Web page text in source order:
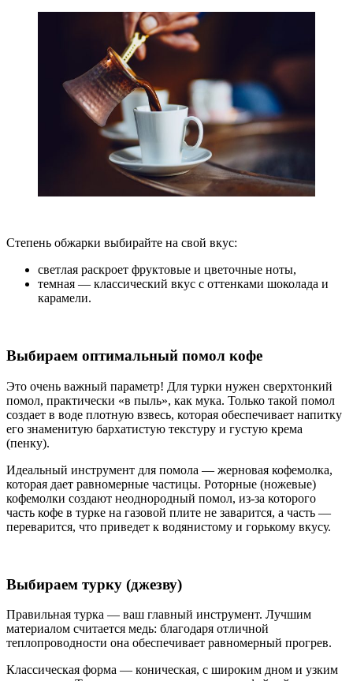
Степень обжарки выбирайте на свой вкус:
светлая раскроет фруктовые и цветочные ноты,
темная — классический вкус с оттенками шоколада и
карамели.
Выбираем оптимальный помол кофе
Это очень важный параметр! Для турки нужен сверхтонкий
помол, практически «в пыль», как мука. Только такой помол
создает в воде плотную взвесь, которая обеспечивает напитку
его знаменитую бархатистую текстуру и густую крема
(пенку).
Идеальный инструмент для помола — жерновая кофемолка,
которая дает равномерные частицы. Роторные (ножевые)
кофемолки создают неоднородный помол, из-за которого
часть кофе в турке на газовой плите не заварится, а часть —
переварится, что приведет к водянистому и горькому вкусу.
Выбираем турку (джезву)
Правильная турка — ваш главный инструмент. Лучшим
материалом считается медь: благодаря отличной
теплопроводности она обеспечивает равномерный прогрев.
Классическая форма — коническая, с широким дном и узким